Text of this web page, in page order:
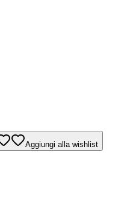
Aggiungi alla wishlist